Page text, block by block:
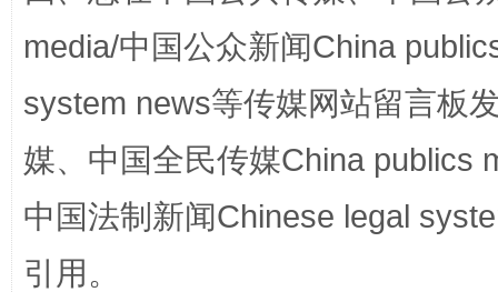
站台名比不上好声名
media/中国公众新闻China
system news等传媒网站留言板
媒、中国全民传媒China publics
中国法制新闻Chinese legal
引用。